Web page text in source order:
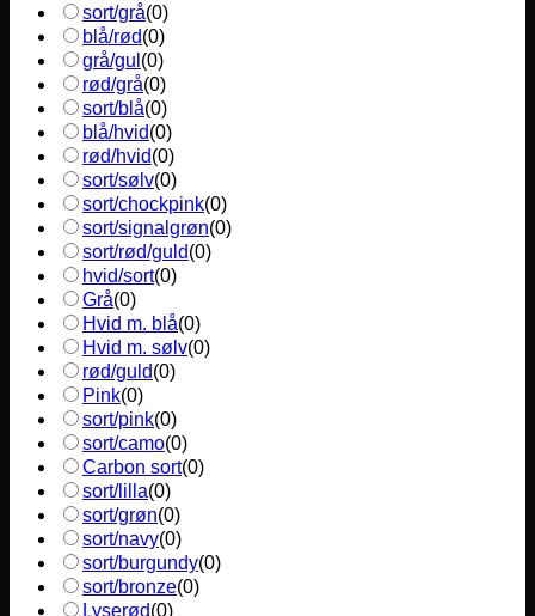
sort/grå(0)
blå/rød(0)
grå/gul (0)
rød/grå(0)
sort/blå(0)
blå/hvid(0)
rød/hvid(0)
sort/sølv(0)
sort/chockpink(0)
sort/signalgrøn(0)
sort/rød/guld(0)
hvid/sort(0)
Grå(0)
Hvid m. blå(0)
Hvid m. sølv(0)
rød/guld(0)
Pink(0)
sort/pink(0)
sort/camo(0)
Carbon sort(0)
sort/lilla(0)
sort/grøn(0)
sort/navy(0)
sort/burgundy(0)
sort/bronze(0)
Lyserød(0)